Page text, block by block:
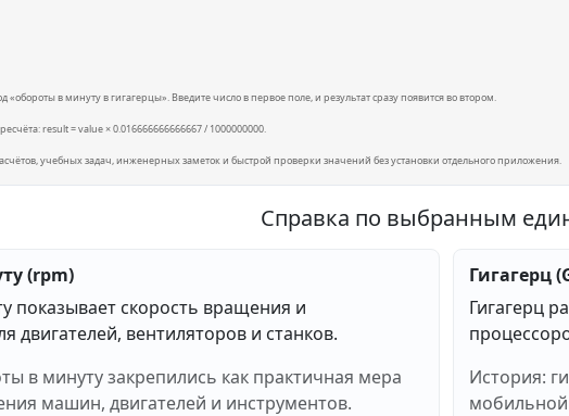
«обороты в минуту в гигагерцы». Введите число в первое поле, и результат сразу появится во втором.
result = value × 0.016666666666667 / 1000000000.
учебных задач, инженерных заметок и быстрой проверки значений без установки отдельного приложения.
Справка по выбранным
(rpm)
показывает скорость вращения и
двигателей, вентиляторов и станков.
в минуту закрепились как практичная мера
машин, двигателей и инструментов.
Гигагерц
Гигагерц
История: